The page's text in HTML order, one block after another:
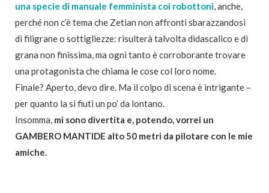
una specie di manuale femminista coi robottoni, anche,
perché non c’è tema che Zetian non affronti sbarazzandosi
di filigrane o sottigliezze: risulterà talvolta didascalico e di
grana non finissima, ma ogni tanto è corroborante trovare
una protagonista che chiama le cose col loro nome.
Finale? Aperto, devo dire. Ma il colpo di scena è intrigante –
per quanto la si fiuti un po’ da lontano.
Insomma, mi sono divertita e, potendo, vorrei un
GAMBERO MANTIDE alto 50 metri da pilotare con le mie
amiche.